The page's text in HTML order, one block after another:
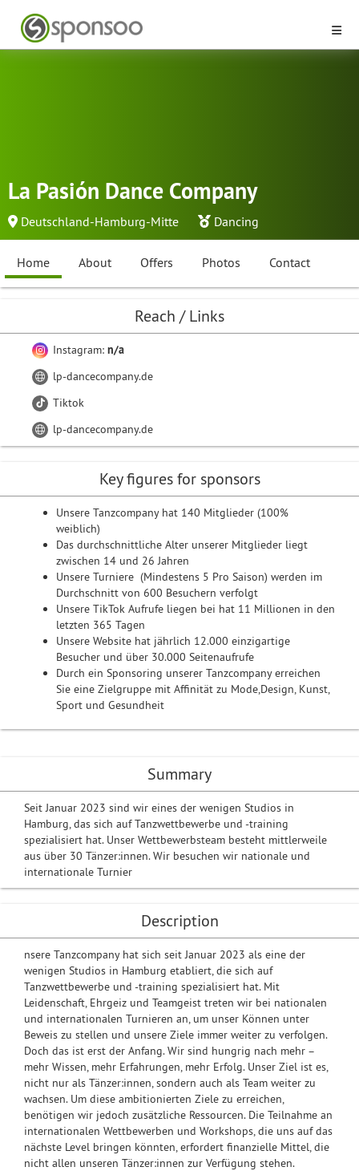
La Pasión Dance Company
Deutschland-Hamburg-Mitte Dancing
Home About Offers Photos Contact
Summary
Seit Januar 2023 sind wir eines der wenigen Studios in
Hamburg, das sich auf Tanzwettbewerbe und -training
spezialisiert hat. Unser Wettbewerbsteam besteht mittlerweile
aus über 30 Tänzer:innen. Wir besuchen wir nationale und
internationale Turnier
Description
nsere Tanzcompany hat sich seit Januar 2023 als eine der
wenigen Studios in Hamburg etabliert, die sich auf
Tanzwettbewerbe und -training spezialisiert hat. Mit
Leidenschaft, Ehrgeiz und Teamgeist treten wir bei nationalen
und internationalen Turnieren an, um unser Können unter
Beweis zu stellen und unsere Ziele immer weiter zu verfolgen.
Doch das ist erst der Anfang. Wir sind hungrig nach mehr –
mehr Wissen, mehr Erfahrungen, mehr Erfolg. Unser Ziel ist es,
nicht nur als Tänzer:innen, sondern auch als Team weiter zu
wachsen. Um diese ambitionierten Ziele zu erreichen,
benötigen wir jedoch zusätzliche Ressourcen. Die Teilnahme an
internationalen Wettbewerben und Workshops, die uns auf das
nächste Level bringen könnten, erfordert finanzielle Mittel, die
nicht allen unseren Tänzer:innen zur Verfügung stehen.
Reach / Links
Instagram: n/a
lp-dancecompany.de
Tiktok
lp-dancecompany.de
Key figures for sponsors
Unsere Tanzcompany hat 140 Mitglieder (100%
weiblich)
Das durchschnittliche Alter unserer Mitglieder liegt
zwischen 14 und 26 Jahren
Unsere Turniere (Mindestens 5 Pro Saison) werden im
Durchschnitt von 600 Besuchern verfolgt
Unsere TikTok Aufrufe liegen bei hat 11 Millionen in den
letzten 365 Tagen
Unsere Website hat jährlich 12.000 einzigartige
Besucher und über 30.000 Seitenaufrufe
Durch ein Sponsoring unserer Tanzcompany erreichen
Sie eine Zielgruppe mit Affinität zu Mode,Design, Kunst,
Sport und Gesundheit